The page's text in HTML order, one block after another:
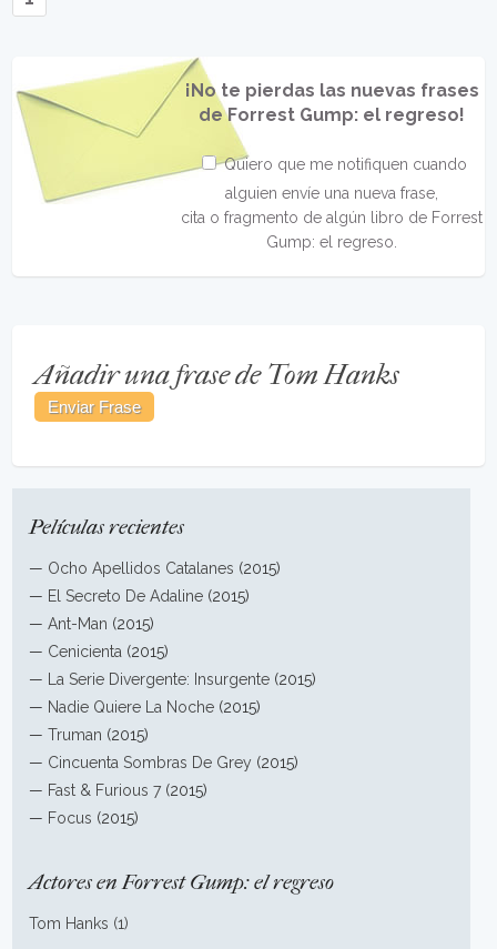
¡No te pierdas las nuevas frases
de Forrest Gump: el regreso!
Quiero que me notifiquen cuando
alguien envíe una nueva frase,
cita o fragmento de algún libro de Forrest
Gump: el regreso.
Añadir una frase de Tom Hanks
Películas recientes
— Ocho Apellidos Catalanes (2015)
— El Secreto De Adaline (2015)
—Ant-Man (2015)
— Cenicienta (2015)
—
La Serie Divergente: Insurgente (2015)
— Nadie Quiere La Noche (2015)
—Truman (2015)
— Cincuenta Sombras De Grey (2015)
— Fast & Furious 7 (2015)
— Focus (2015)
Actores en Forrest Gump: el regreso
Tom Hanks (1)